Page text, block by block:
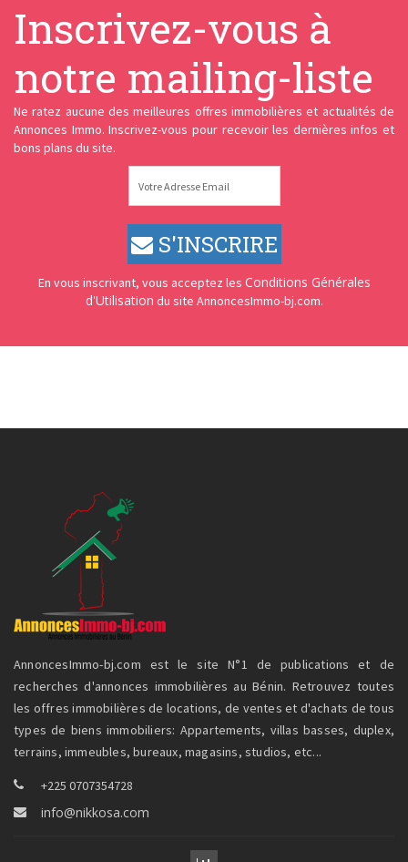
Inscrivez-vous à
notre mailing-liste
Ne ratez aucune des meilleures offres immobilières et actualités de
Annonces Immo. Inscrivez-vous pour recevoir les dernières infos et
bons plans du site.
S'INSCRIRE
En vous inscrivant, vous acceptez les Conditions Générales
d'Utilisation du site AnnoncesImmo-bj.com.
AnnoncesImmo-bj.com est le site N°1 de publications et de
recherches d'annonces immobilières au Bénin. Retrouvez toutes
les offres immobilières de locations, de ventes et d'achats de tous
types de biens immobiliers: Appartements, villas basses, duplex,
terrains, immeubles, bureaux, magasins, studios, etc...
+225 0707354728
info@nikkosa.com